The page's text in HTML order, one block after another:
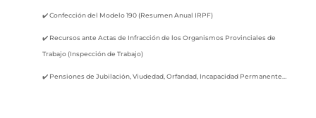
✔️ Confección del Modelo 190 (Resumen Anual IRPF)
✔️ Recursos ante Actas de Infracción de los Organismos Provinciales de
Trabajo (Inspección de Trabajo)
✔️ Pensiones de Jubilación, Viudedad, Orfandad, Incapacidad Permanente…